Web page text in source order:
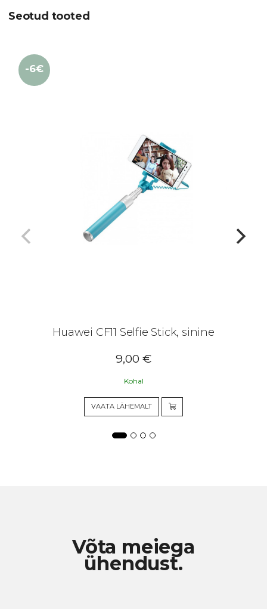
Seotud tooted
Huawei CF11 Selfie Stick, sinine
-6€
9,00 €
Kohal
VAATA LÄHEMALT
Võta meiega
ühendust.